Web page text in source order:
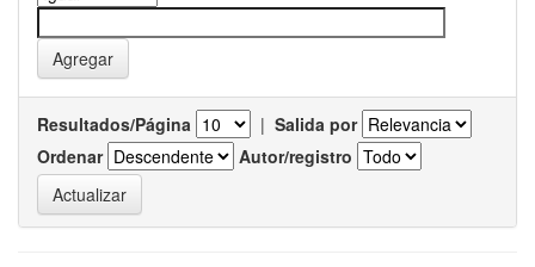
Resultados/Página | Salida por
Ordenar
Autor/registro